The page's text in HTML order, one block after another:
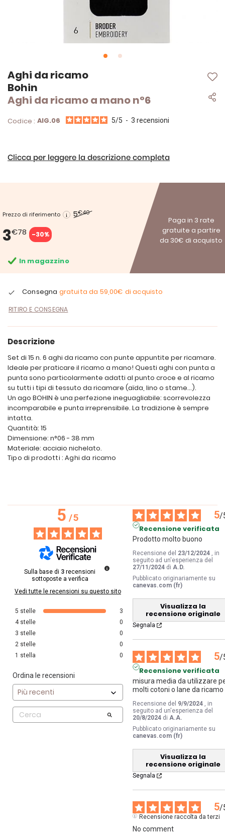
Aghi da ricamo
Bohin
Aghi da ricamo a mano n°6
Codice : AIG.06 5/5 - 3 recensioni
Clicca per leggere la descrizione completa
Prezzo di riferimento 5€40
3€78 -30%
Paga in 3 rate
gratuite a partire
da 30€ di acquisto
In magazzino
Consegna gratuita da 59,00€ di acquisto
RITIRO E CONSEGNA
Vai
all'inizio
della
galleria
immagini
Descrizione
Set di 15 n. 6 aghi da ricamo con punte appuntite per ricamare.
Ideale per praticare il ricamo a mano! Questi aghi con punta a
punta sono particolarmente adatti al punto croce e al ricamo
su tutti i tipi di tessuto da ricamare (aïda, lino o stame...).
Un ago BOHIN è una perfezione ineguagliabile: scorrevolezza
incomparabile e punta irreprensibile. La tradizione è sempre
intatta.
Quantità: 15
Dimensione: n°06 - 38 mm
Materiale: acciaio nichelato.
Tipo di prodotti : Aghi da ricamo
5/5
Sulla base di 3 recensioni
sottoposte a verifica
Vedi tutte le recensioni su questo sito
5 stelle
3
4 stelle
0
3 stelle
0
2 stelle
0
1 stella 0
Ordina le recensioni
5/
Recensione verificata
Prodotto molto buono
Recensione del 23/12/2024 , in
seguito ad un'esperienza del
27/11/2024 diA.D.
Pubblicato originariamente su
canevas.com (fr)
Visualizza la
recensione originale
Segnala
5/
Recensione verificata
misura media da utilizzare
molti cotoni o lane da ricamo
Recensione del 9/9/2024 , in
seguito ad un'esperienza del
20/8/2024 diA.A.
Pubblicato originariamente su
canevas.com (fr)
Visualizza la
recensione originale
Segnala
5/
Recensione raccolta da terzi
No comment